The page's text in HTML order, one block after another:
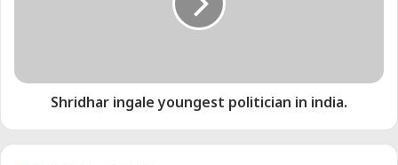
Shridhar ingale youngest politician in india.